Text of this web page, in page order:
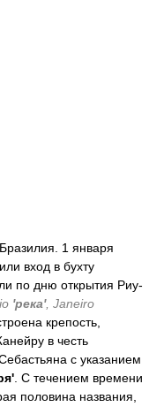
1 января
вход в бухту
по дню открытия Риу-
'река', Janeiro
крепость,
в честь
с указанием
. С течением времени
половина названия,